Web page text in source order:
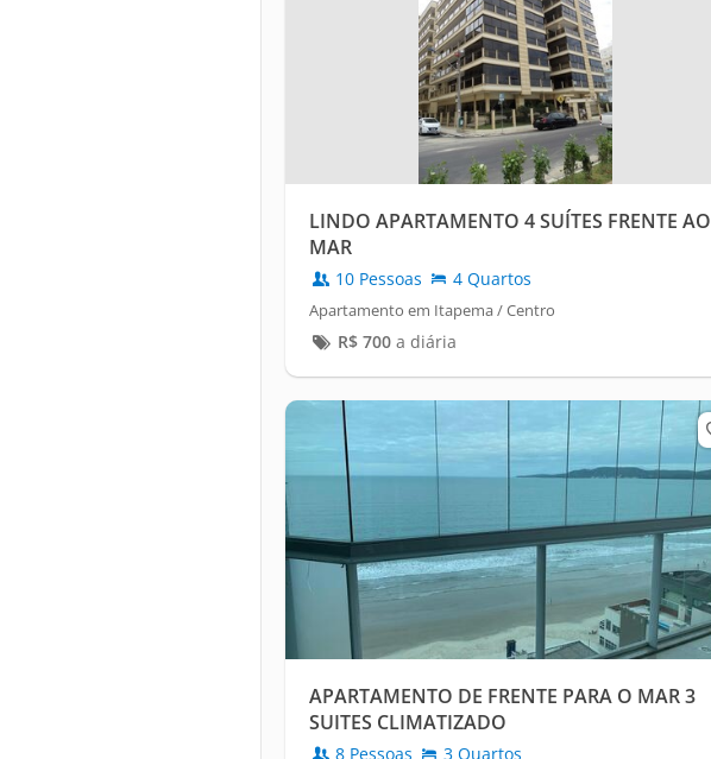
LINDO APARTAMENTO 4 SUÍTES FRENTE AO
MAR
10 Pessoas 4 Quartos
Apartamento em Itapema / Centro
R$ 700a diária
APARTAMENTO DE FRENTE PARA O MAR 3
SUITES CLIMATIZADO
8 Pessoas 3 Quartos